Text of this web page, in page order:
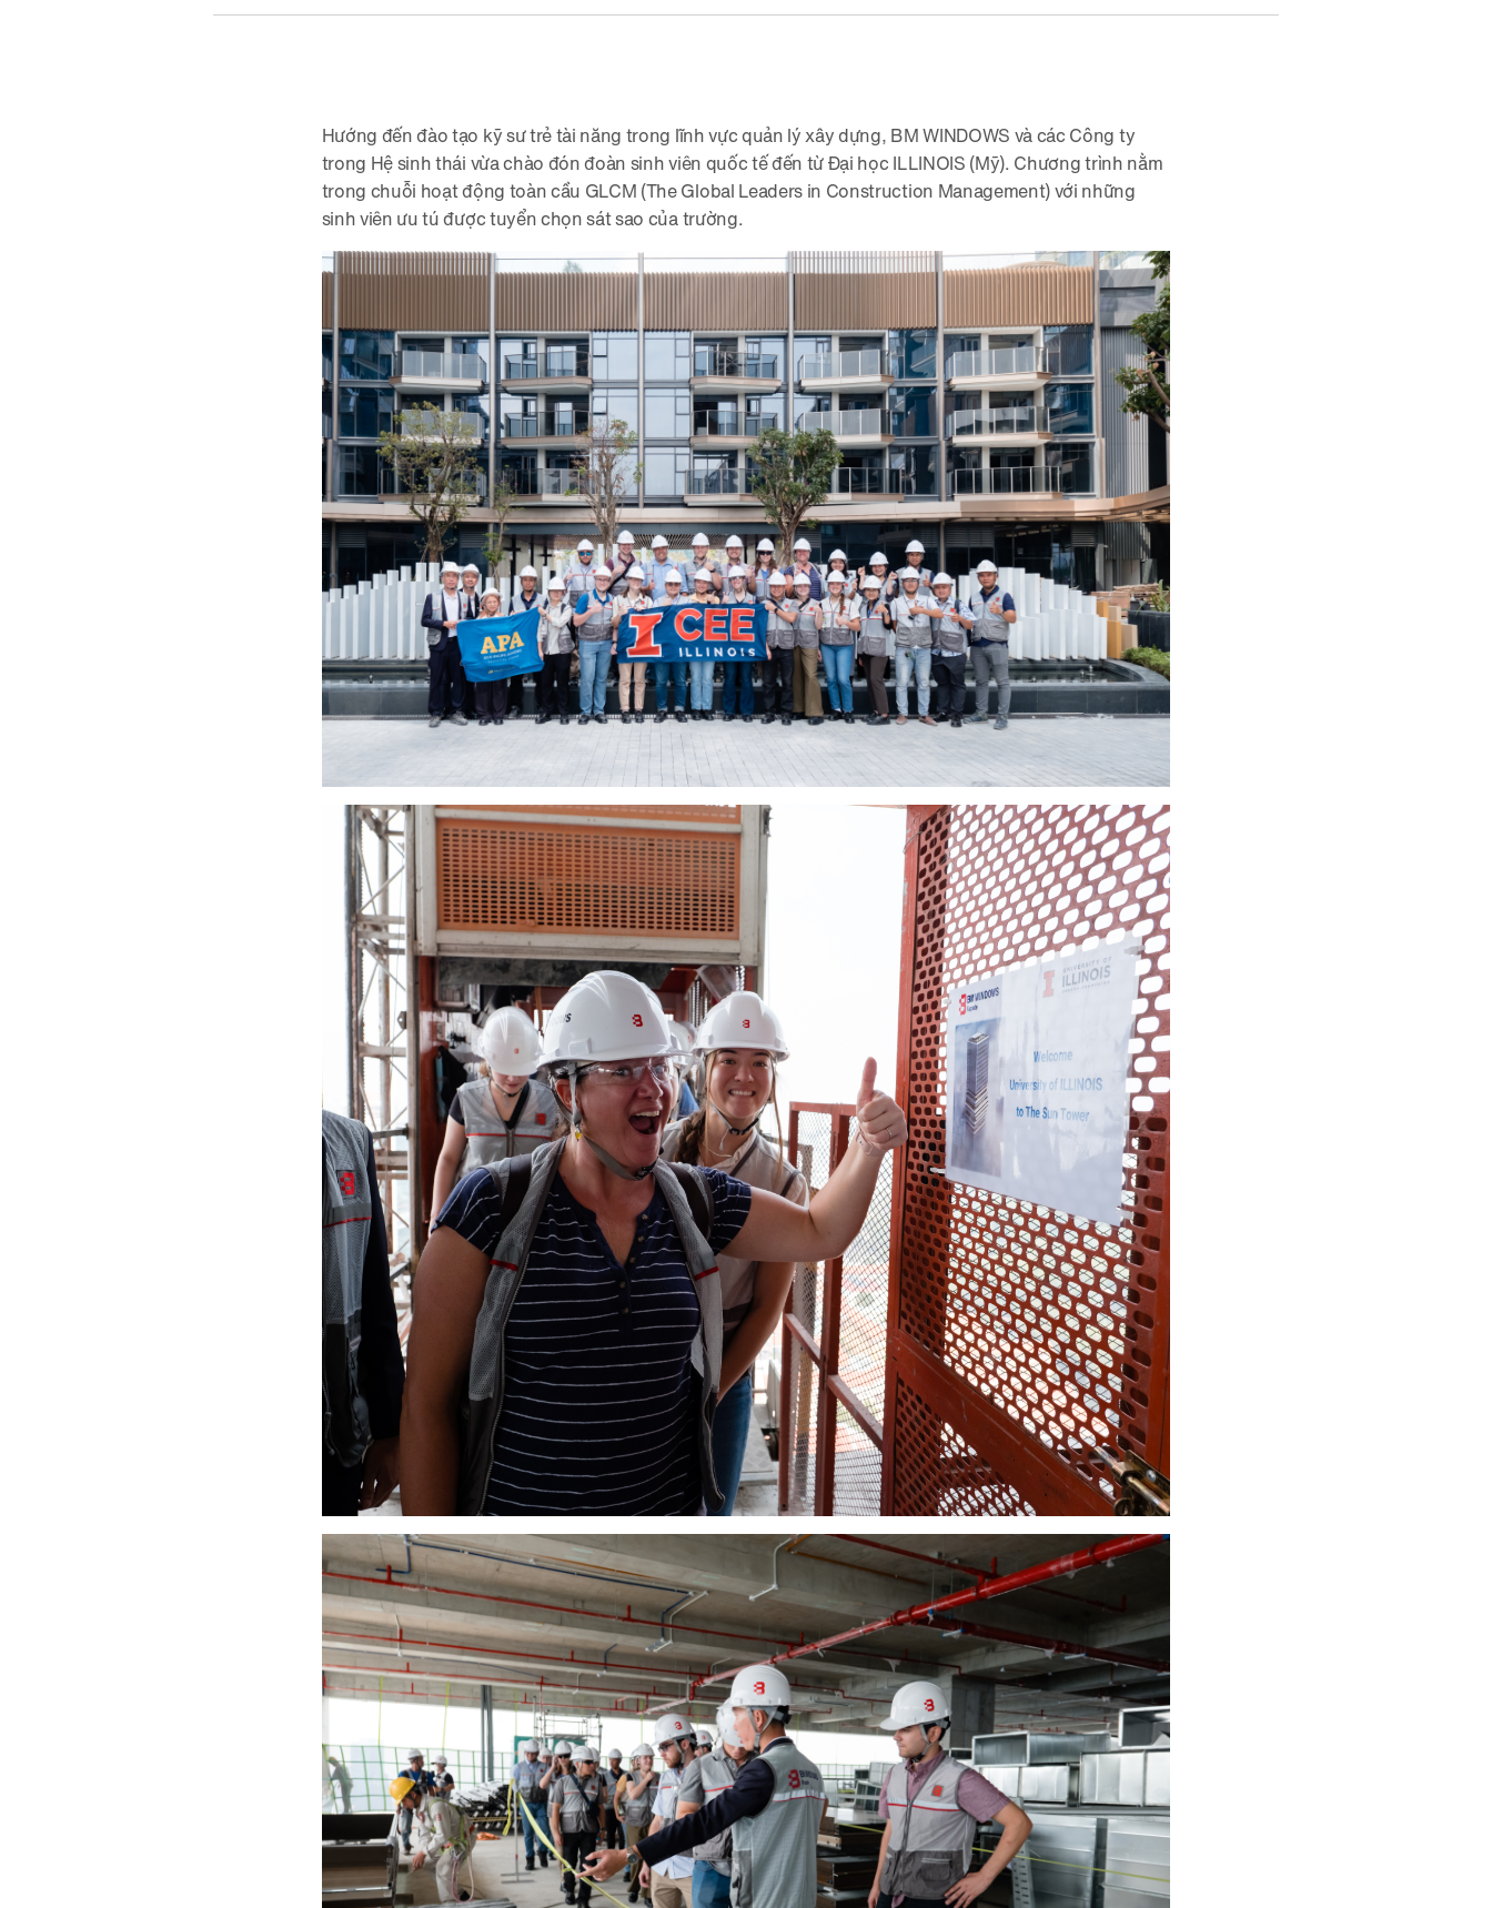
Hướng đến đào tạo kỹ sư trẻ tài năng trong lĩnh vực quản lý xây dựng, BM WINDOWS và các Công ty
trong Hệ sinh thái vừa chào đón đoàn sinh viên quốc tế đến từ Đại học ILLINOIS (Mỹ). Chương trình nằm
trong chuỗi hoạt động toàn cầu GLCM (The Global Leaders in Construction Management) với những
sinh viên ưu tú được tuyển chọn sát sao của trường.